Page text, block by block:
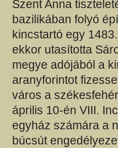
Szent Anna
bazilikában folyó
kincstartó egy
ekkor utasította
megye adójából a
aranyforintot
város a
április 10-én VIII.
egyház számára a
búcsút